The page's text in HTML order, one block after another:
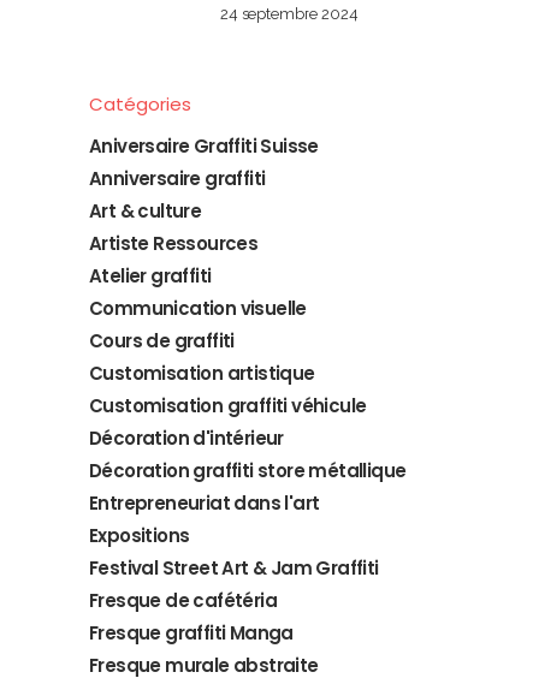
24 septembre 2024
Catégories
Aniversaire Graffiti Suisse
Anniversaire graffiti
Art & culture
Artiste Ressources
Atelier graffiti
Communication visuelle
Cours de graffiti
Customisation artistique
Customisation graffiti véhicule
Décoration d'intérieur
Décoration graffiti store métallique
Entrepreneuriat dans l'art
Expositions
Festival Street Art & Jam Graffiti
Fresque de cafétéria
Fresque graffiti Manga
Fresque murale abstraite